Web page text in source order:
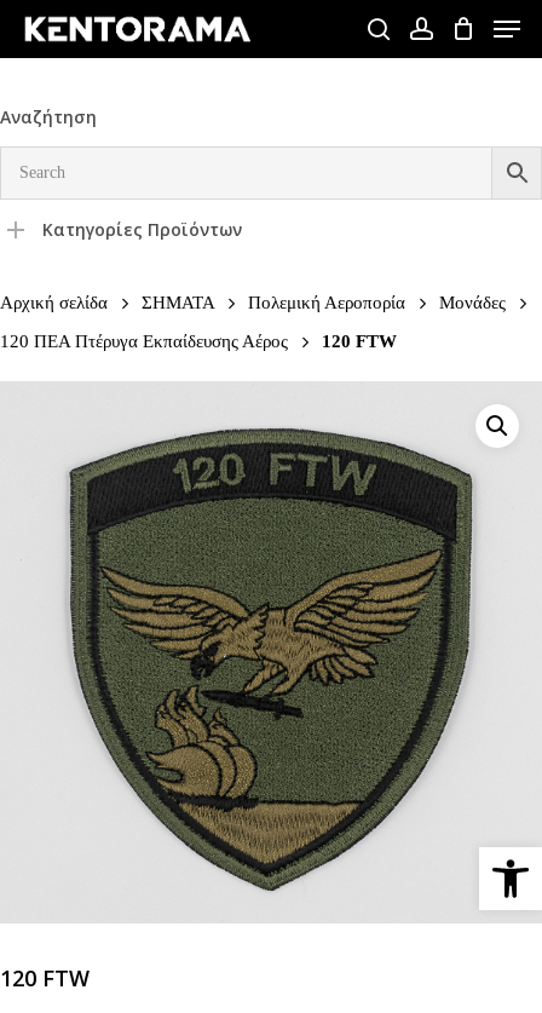
Skip
content
searchaccount
Menu
Αναζήτηση
Κατηγορίες Προϊόντων
Αρχική σελίδα ΣΗΜΑΤΑ Πολεμική Αεροπορία
Μονάδες
120 ΠΕΑ Πτέρυγα Εκπαίδευσης Αέρος
120 FTW
120 FTW